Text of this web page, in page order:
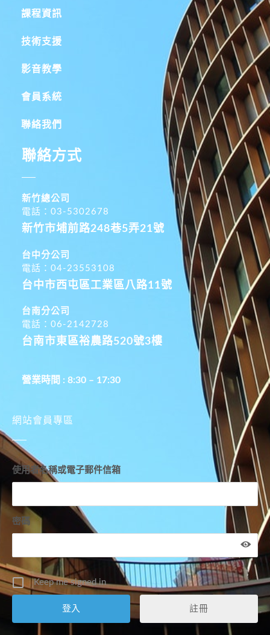
課程資訊
技術支援
影音教學
會員系統
聯絡我們
聯絡方式
新竹總公司
電話：03-5302678
新竹市埔前路248巷5弄21號
台中分公司
電話：04-23553108
台中市西屯區工業區八路11號
台南分公司
電話：06-2142728
台南市東區裕農路520號3樓
營業時間 : 8:30 – 17:30
網站會員專區
使用者名稱或電子郵件信箱
密碼
Keep me signed in
註冊